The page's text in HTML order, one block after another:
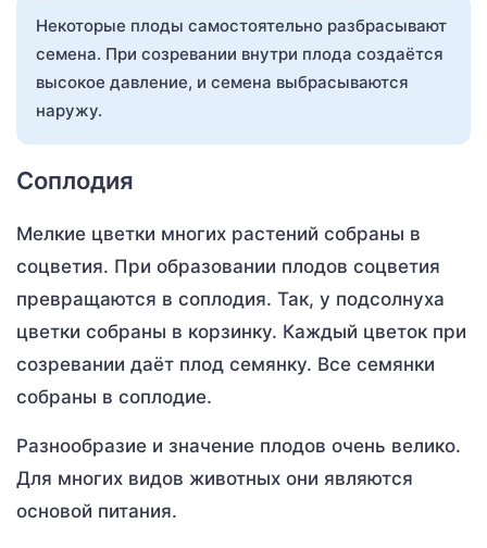
Некоторые плоды самостоятельно разбрасывают
семена. При созревании внутри плода создаётся
высокое давление, и семена выбрасываются
наружу.
Соплодия
Мелкие цветки многих растений собраны в
соцветия. При образовании плодов соцветия
превращаются в соплодия. Так, у подсолнуха
цветки собраны в корзинку. Каждый цветок при
созревании даёт плод семянку. Все семянки
собраны в соплодие.
Разнообразие и значение плодов очень велико.
Для многих видов животных они являются
основой питания.